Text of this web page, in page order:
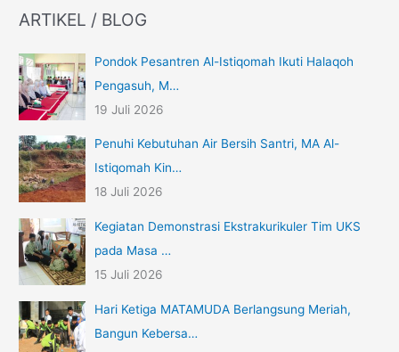
ARTIKEL / BLOG
Pondok Pesantren Al-Istiqomah Ikuti Halaqoh
Pengasuh, M…
19 Juli 2026
Penuhi Kebutuhan Air Bersih Santri, MA Al-
Istiqomah Kin…
18 Juli 2026
Kegiatan Demonstrasi Ekstrakurikuler Tim UKS
pada Masa …
15 Juli 2026
Hari Ketiga MATAMUDA Berlangsung Meriah,
Bangun Kebersa…